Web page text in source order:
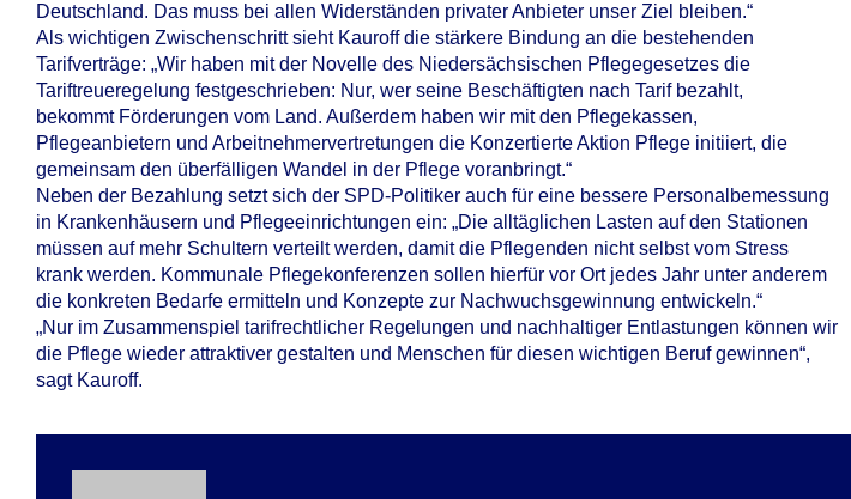
Deutschland. Das muss bei allen Widerständen privater Anbieter unser Ziel bleiben.“
Als wichtigen Zwischenschritt sieht Kauroff die stärkere Bindung an die bestehenden
Tarifverträge: „Wir haben mit der Novelle des Niedersächsischen Pflegegesetzes die
Tariftreueregelung festgeschrieben: Nur, wer seine Beschäftigten nach Tarif bezahlt,
bekommt Förderungen vom Land. Außerdem haben wir mit den Pflegekassen,
Pflegeanbietern und Arbeitnehmervertretungen die Konzertierte Aktion Pflege initiiert, die
gemeinsam den überfälligen Wandel in der Pflege voranbringt.“
Neben der Bezahlung setzt sich der SPD-Politiker auch für eine bessere Personalbemessung
in Krankenhäusern und Pflegeeinrichtungen ein: „Die alltäglichen Lasten auf den Stationen
müssen auf mehr Schultern verteilt werden, damit die Pflegenden nicht selbst vom Stress
krank werden. Kommunale Pflegekonferenzen sollen hierfür vor Ort jedes Jahr unter anderem
die konkreten Bedarfe ermitteln und Konzepte zur Nachwuchsgewinnung entwickeln.“
„Nur im Zusammenspiel tarifrechtlicher Regelungen und nachhaltiger Entlastungen können wir
die Pflege wieder attraktiver gestalten und Menschen für diesen wichtigen Beruf gewinnen“,
sagt Kauroff.